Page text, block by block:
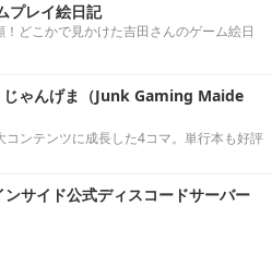
プレイ絵日記
！どこかで見かけた吉田さんのゲーム絵日
じゃんげま（Junk Gaming Maide
ンテンツに成長した4コマ。単行本も好評
サイド公式ディスコードサーバー